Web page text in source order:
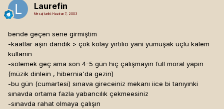
Laurefin
Mesaj tarihi: Haziran 7, 2003
bende geçen sene girmiştim
-kaatlar aşırı dandik > çok kolay yırtılıo yani yumuşak uçlu kalem
kullanın
-sölemek geç ama son 4-5 gün hiç çalışmayın full moral yapın
(müzik dinlein , hibernia'da gezin)
-bu gün (cumartesi) sınava gireceiniz mekanı iice bi tanıyınki
sınavda ortama fazla yabancılık çekmeesiniz
-sınavda rahat olmaya çalışın